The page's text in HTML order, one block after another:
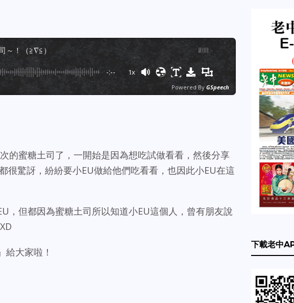
～！（≧∇≦） 剧目 :-
-:-- 1x
Powered By GSpeech
的蜜糖土司了，一開始是因為想吃試做看看 ，然後分享
很驚訝，紛紛要小EU做給他們吃看看，也因此小EU在這
，但都因為蜜糖土司所以知道小EU這個人，曾有朋友說
給大家啦！
下載老中